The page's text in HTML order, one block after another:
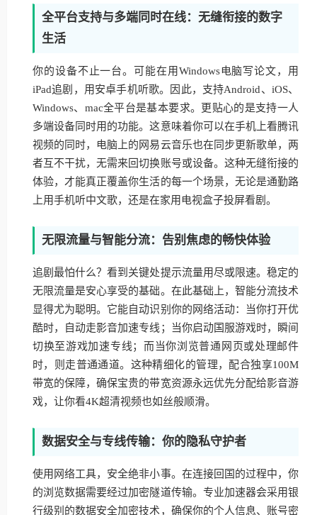
全平台支持与多端同时在线：无缝衔接的数字
生活
你的设备不止一台。可能在用Windows电脑写论文，用
iPad追剧，用安卓手机听歌。因此，支持Android、iOS、
Windows、mac全平台是基本要求。更贴心的是支持一人
多端设备同时用的功能。这意味着你可以在手机上看腾讯
视频的同时，电脑上的网易云音乐也在同步更新歌单，两
者互不干扰，无需来回切换账号或设备。这种无缝衔接的
体验，才能真正覆盖你生活的每一个场景，无论是通勤路
上用手机听中文歌，还是在家用电视盒子投屏看剧。
无限流量与智能分流：告别焦虑的畅快体验
追剧最怕什么？看到关键处提示流量用尽或限速。稳定的
无限流量是安心享受的基础。在此基础上，智能分流技术
显得尤为聪明。它能自动识别你的网络活动：当你打开优
酷时，自动走影音加速专线；当你启动国服游戏时，瞬间
切换至游戏加速专线；而当你浏览普通网页或处理邮件
时，则走普通通道。这种精细化的管理，配合独享100M
带宽的保障，确保宝贵的带宽资源永远优先分配给影音游
戏，让你看4K超清视频也如丝般顺滑。
数据安全与专线传输：你的隐私守护者
使用网络工具，安全绝非小事。在连接回国的过程中，你
的浏览数据需要经过加密隧道传输。专业加速器会采用银
行级别的数据安全加密技术，确保你的个人信息、账号密